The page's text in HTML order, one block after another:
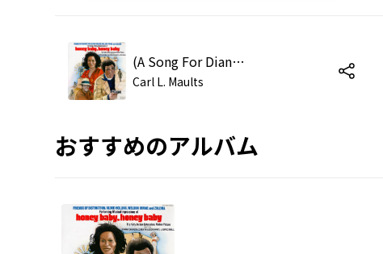
(A Song For Diana) Hey, Hey Star
Carl L. Maults
おすすめのアルバム